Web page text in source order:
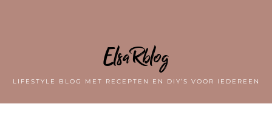
ElsaRblog
LIFESTYLE BLOG MET RECEPTEN EN DIY’S VOOR IEDEREEN